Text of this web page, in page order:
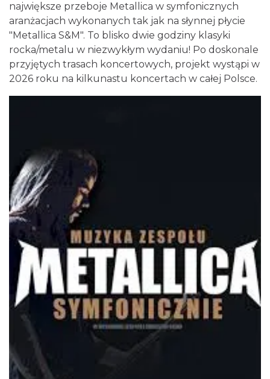
44. Rawa Blues Festival
Henryk Miśkiewicz – 75 lat Mistrza i Goście
Katowice
2026-10-18
1.16 km
LORD OF THE DANCE - 30th Anniversary
największe przeboje Metallica w symfonicznych
aranżacjach wykonanych tak jak na słynnej płycie
"Metallica S&M". To blisko dwie godziny klasyki
rocka/metalu w niezwykłym wydaniu! Po doskonale
przyjętych trasach koncertowych, projekt wystąpi w
2026 roku na kilkunastu koncertach w całej Polsce.